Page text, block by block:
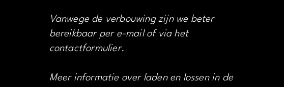
Vanwege de verbouwing zijn we beter
bereikbaar per e-mail of via het
contactformulier.
Meer informatie over laden en lossen in de